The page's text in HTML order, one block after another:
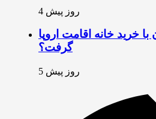
4 روز پیش
با خرید خانه اقامت اروپا
گرفت؟
5 روز پیش